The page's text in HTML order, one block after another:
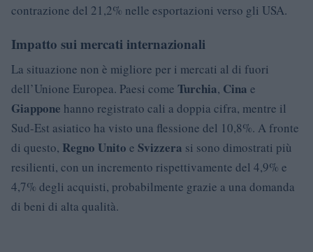
contrazione del 21,2% nelle esportazioni verso gli USA.
Impatto sui mercati internazionali
La situazione non è migliore per i mercati al di fuori
dell’Unione Europea. Paesi come Turchia, Cina e
Giappone hanno registrato cali a doppia cifra, mentre il
Sud-Est asiatico ha visto una flessione del 10,8%. A fronte
di questo, Regno Unito e Svizzera si sono dimostrati più
resilienti, con un incremento rispettivamente del 4,9% e
4,7% degli acquisti, probabilmente grazie a una domanda
di beni di alta qualità.